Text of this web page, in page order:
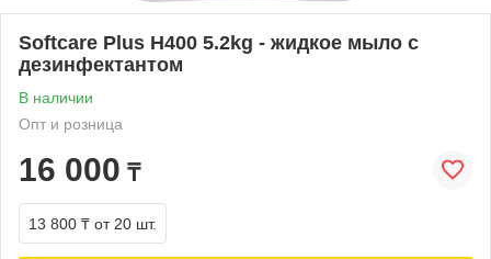
Softcare Plus H400 5.2kg - жидкое мыло с
дезинфектантом
В наличии
Опт и розница
16 000 ₸
13 800 ₸ от 20 шт.